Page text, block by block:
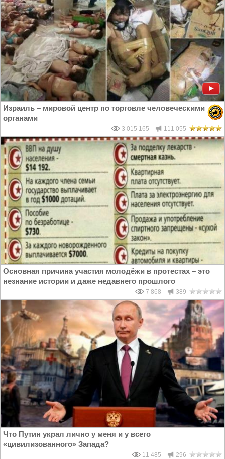
Израиль – мировой центр по торговле человеческими
органами
3 015 165 111 055
Основная причина участия молодёжи в протестах – это
незнание истории и даже недавнего прошлого
7 868 389
Что Путин украл лично у меня и у всего
«цивилизованного» Запада?
11 485 296